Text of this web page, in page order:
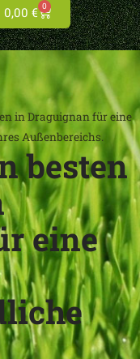
0,00 € 0
in Draguignan für eine
Außenbereichs.
besten
eine